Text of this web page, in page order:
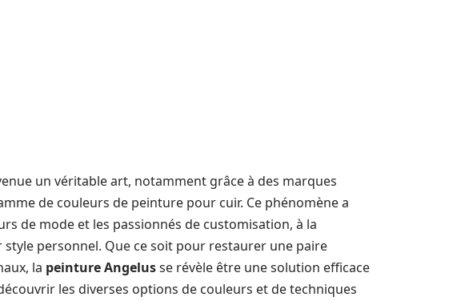
un véritable art, notamment grâce à des marques
de couleurs de peinture pour cuir. Ce phénomène a
de mode et les passionnés de customisation, à la
personnel. Que ce soit pour restaurer une paire
la peinture Angelusse révèle être une solution efficace
les diverses options de couleurs et de techniques